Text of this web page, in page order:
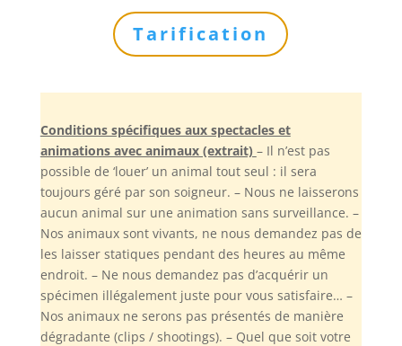
Tarification
Conditions spécifiques aux spectacles et
animations avec animaux (extrait) – Il n’est pas
possible de ‘louer’ un animal tout seul : il sera
toujours géré par son soigneur. – Nous ne laisserons
aucun animal sur une animation sans surveillance. –
Nos animaux sont vivants, ne nous demandez pas de
les laisser statiques pendant des heures au même
endroit. – Ne nous demandez pas d’acquérir un
spécimen illégalement juste pour vous satisfaire… –
Nos animaux ne serons pas présentés de manière
dégradante (clips / shootings). – Quel que soit votre